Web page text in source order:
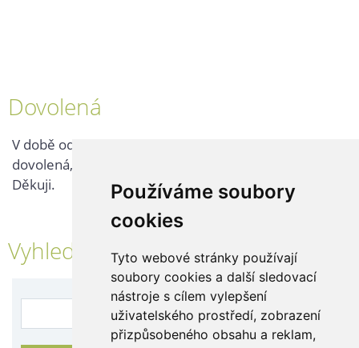
Používáme soubory
cookies
Tyto webové stránky používají
soubory cookies a další sledovací
nástroje s cílem vylepšení
uživatelského prostředí, zobrazení
přizpůsobeného obsahu a reklam,
Dovolená
V době od 25. 7. - 2. 8. 2026 probíhá v naší firmě
dovolená, kontaktujte nás až po jejím ukončení.
Děkuji.
Vyhledávání